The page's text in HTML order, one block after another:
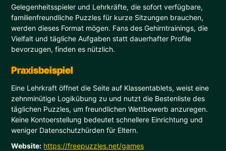
Gelegenheitsspieler und Lehrkräfte, die sofort verfügbare,
familienfreundliche Puzzles für kurze Sitzungen brauchen,
werden dieses Format mögen. Fans des Gehirntrainings, die
Vielfalt und tägliche Aufgaben statt dauerhafter Profile
bevorzugen, finden es nützlich.
Praxisbeispiel
Eine Lehrkraft öffnet die Seite auf Klassentablets, weist eine
zehnminütige Logikübung zu und nutzt die Bestenliste des
täglichen Puzzles, um freundlichen Wettbewerb anzuregen.
Keine Kontoerstellung bedeutet schnellere Einrichtung und
weniger Datenschutzhürden für Eltern.
Website: https://freepuzzles.net/games